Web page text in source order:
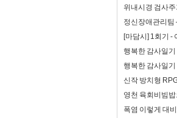
위내시경 검사
정신장애관리팀
[마담시] 1회기 -
행복한 감사일
행복한 감사일
신작 방치형
영천 육회비빔
폭염 이렇게 대